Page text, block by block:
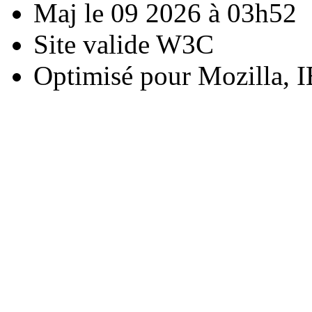
Maj le 09 2026 à 03h52
Site valide W3C
Optimisé pour Mozilla,